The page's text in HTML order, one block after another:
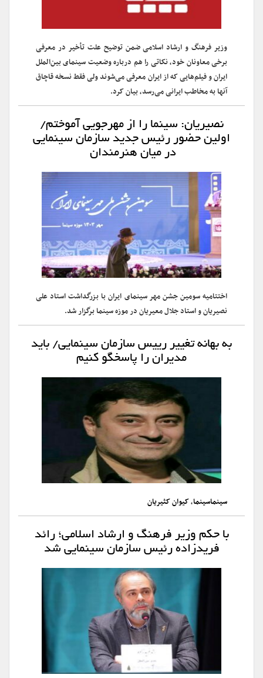
وزیر فرهنگ و ارشاد اسلامی ضمن توضیح علت تأخیر در معرفی
برخی معاونان خود، نکاتی را هم درباره وضعیت سینمای بین‌الملل
ایران و فیلم‌هایی که از ایران معرفی می‌شوند ولی فقط نسخه قاچاق
آنها به مخاطب ایرانی می‌رسد، بیان کرد.
نصیریان: سینما را از مهرجویی آموختم/
اولین حضور رئیس جدید سازمان سینمایی
در میان هنرمندان
اختتامیه سومین جشن مهر سینمای ایران با بزرگداشت استاد علی
نصیریان و استاد جلال معیریان در موزه سینما برگزار شد.
به بهانه تغییر رییس سازمان سینمایی/ باید
مدیران را پاسخگو کنیم
سینماسینما،کیوان کثیریان
با حکم وزیر فرهنگ و ارشاد اسلامی؛ رائد
فریدزاده رئیس سازمان سینمایی شد